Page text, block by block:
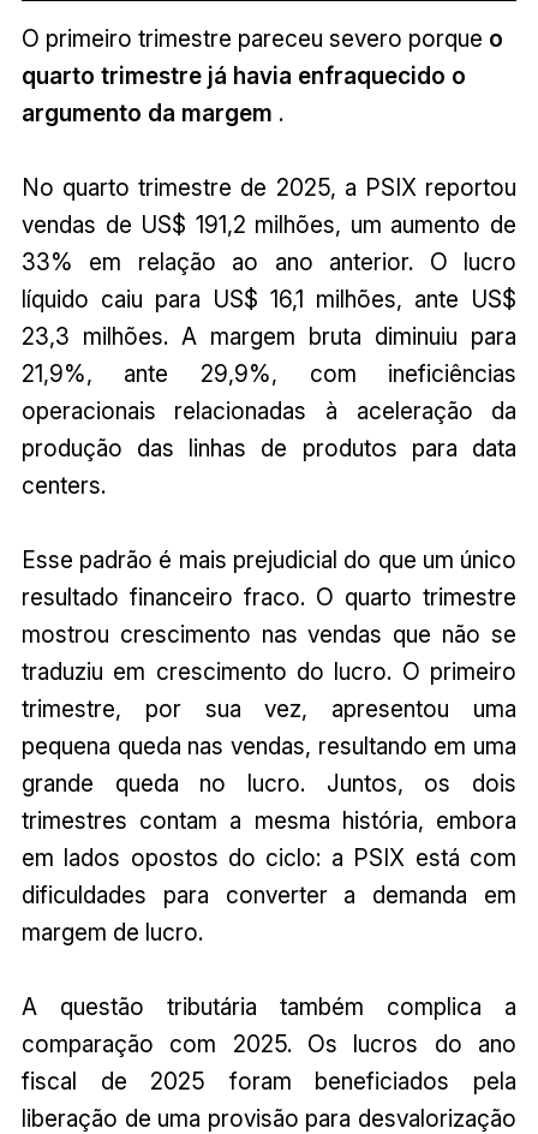
O primeiro trimestre pareceu severo porque o
quarto trimestre já havia enfraquecido o
argumento da margem .
No quarto trimestre de 2025, a PSIX reportou
vendas de US$ 191,2 milhões, um aumento de
33% em relação ao ano anterior. O lucro
líquido caiu para US$ 16,1 milhões, ante US$
23,3 milhões. A margem bruta diminuiu para
21,9%, ante 29,9%, com ineficiências
operacionais relacionadas à aceleração da
produção das linhas de produtos para data
centers.
Esse padrão é mais prejudicial do que um único
resultado financeiro fraco. O quarto trimestre
mostrou crescimento nas vendas que não se
traduziu em crescimento do lucro. O primeiro
trimestre, por sua vez, apresentou uma
pequena queda nas vendas, resultando em uma
grande queda no lucro. Juntos, os dois
trimestres contam a mesma história, embora
em lados opostos do ciclo: a PSIX está com
dificuldades para converter a demanda em
margem de lucro.
A questão tributária também complica a
comparação com 2025. Os lucros do ano
fiscal de 2025 foram beneficiados pela
liberação de uma provisão para desvalorização